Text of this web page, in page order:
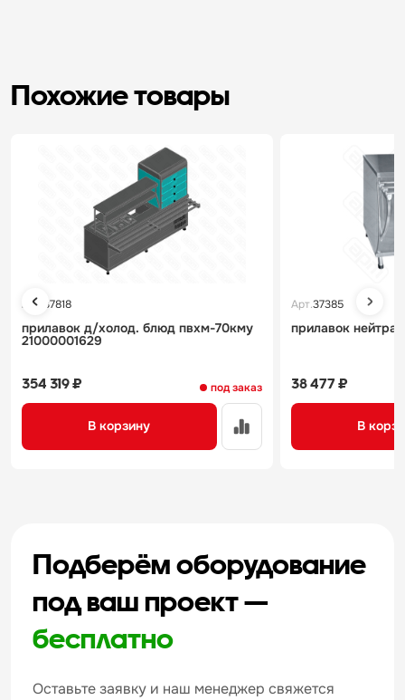
Похожие товары
Арт. 37818
прилавок д/холод. блюд пвхм-70кму
21000001629
под заказ
354 319 ₽
В корзину
Арт.37385
прилавок
38 477 ₽
В
Подберём оборудование
под ваш проект —
бесплатно
Оставьте заявку и наш менеджер свяжется